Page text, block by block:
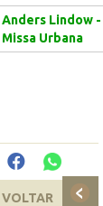
Anders Lindow -
Missa Urbana
VOLTAR